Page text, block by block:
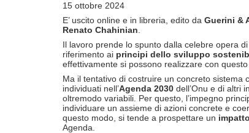
15 ottobre 2024
E’ uscito online e in libreria, edito da Guerini &
Renato Chahinian
Il lavoro prende lo spunto dalla celebre opera di
riferimento ai principi dello sviluppo
effettivamente si possono realizzare con
Ma il tentativo di costruire un concreto sistema
individuati nell’Agenda 2030 dell’Onu e di altri
oltremodo variabili. Per questo, l’impegno
individuare un assieme di azioni concrete e
questo modo, si tende a prospettare un impatto
Agenda.